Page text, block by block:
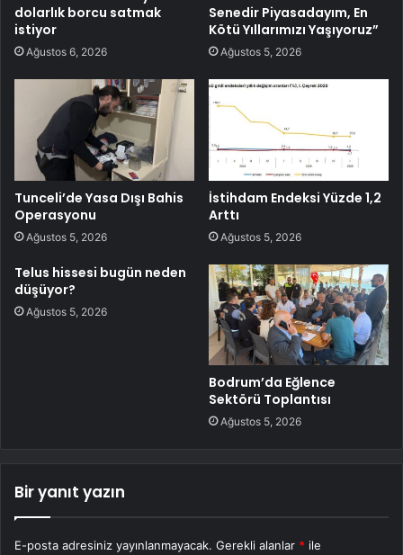
dolarlık borcu satmak
istiyor
Ağustos 6, 2026
Senedir Piyasadayım, En
Kötü Yıllarımızı Yaşıyoruz”
Ağustos 5, 2026
Tunceli’de Yasa Dışı Bahis
Operasyonu
Ağustos 5, 2026
İstihdam Endeksi Yüzde 1,2
Arttı
Ağustos 5, 2026
Telus hissesi bugün neden
düşüyor?
Ağustos 5, 2026
Bodrum’da Eğlence
Sektörü Toplantısı
Ağustos 5, 2026
Bir yanıt yazın
E-posta adresiniz yayınlanmayacak. Gerekli alanlar * ile